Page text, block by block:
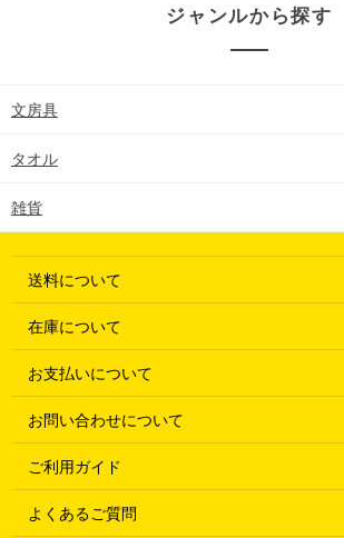
ジャンルから探す
文房具
タオル
雑貨
送料について
在庫について
お支払いについて
お問い合わせについて
ご利用ガイド
よくあるご質問